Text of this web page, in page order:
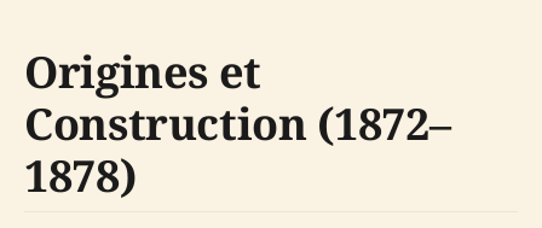
Origines et
Construction (1872–
1878)